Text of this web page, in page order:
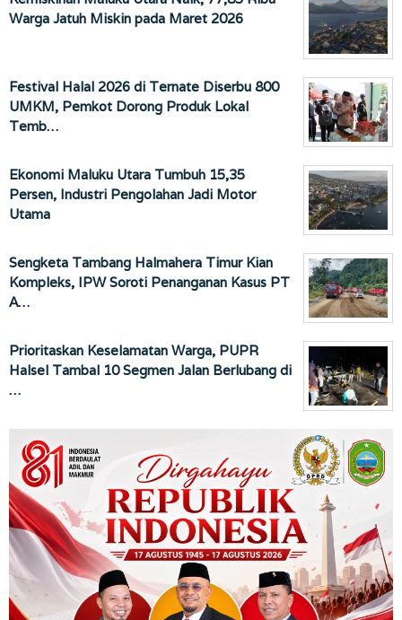
Warga Jatuh Miskin pada Maret 2026
Festival Halal 2026 di Ternate Diserbu 800
UMKM, Pemkot Dorong Produk Lokal
Temb…
Ekonomi Maluku Utara Tumbuh 15,35
Persen, Industri Pengolahan Jadi Motor
Utama
Sengketa Tambang Halmahera Timur Kian
Kompleks, IPW Soroti Penanganan Kasus PT
A…
Prioritaskan Keselamatan Warga, PUPR
Halsel Tambal 10 Segmen Jalan Berlubang di
…